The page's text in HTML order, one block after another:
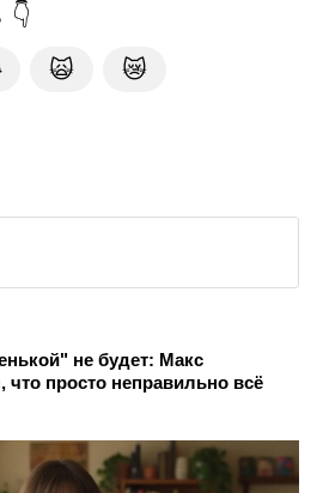
🙀 😿
не будет: Макс
просто неправильно всё